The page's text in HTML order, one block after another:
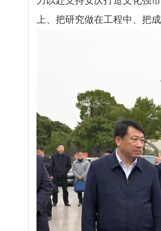
上、把研究做在工程中、把